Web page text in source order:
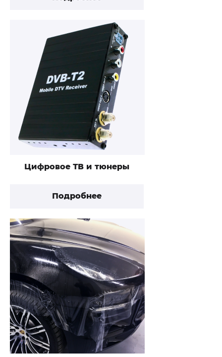
Цифровое ТВ и тюнеры
Подробнее